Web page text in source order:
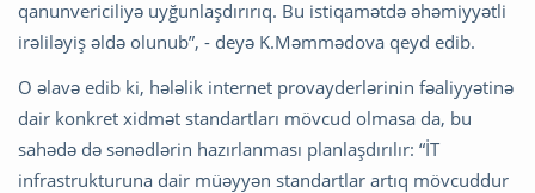
qanunvericiliyə uyğunlaşdırırıq. Bu istiqamətdə əhəmiyyətli
irəliləyiş əldə olunub”, - deyə K.Məmmədova qeyd edib.
O əlavə edib ki, hələlik internet provayderlərinin fəaliyyətinə
dair konkret xidmət standartları mövcud olmasa da, bu
sahədə də sənədlərin hazırlanması planlaşdırılır: “İT
infrastrukturuna dair müəyyən standartlar artıq mövcuddur